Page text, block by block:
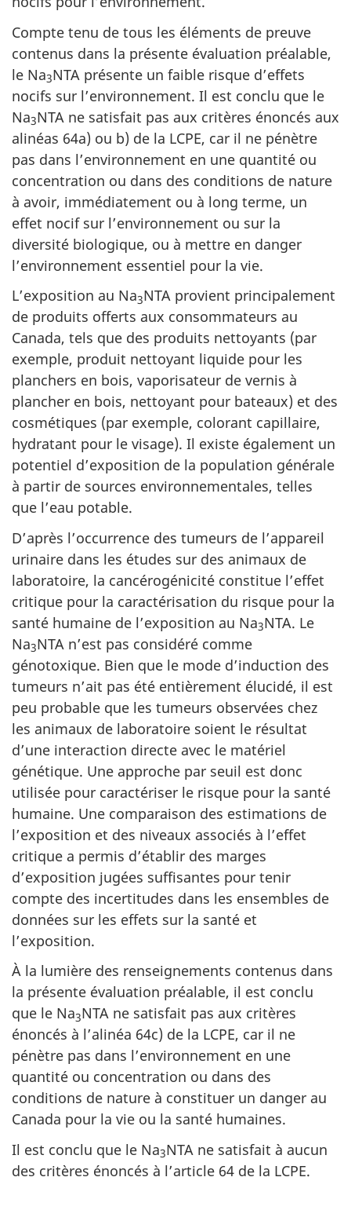
Compte tenu de tous les éléments de preuve
contenus dans la présente évaluation préalable,
le Na3NTA présente un faible risque d’effets
nocifs sur l’environnement. Il est conclu que le
Na3NTA ne satisfait pas aux critères énoncés aux
alinéas 64a) ou b) de la LCPE, car il ne pénètre
pas dans l’environnement en une quantité ou
concentration ou dans des conditions de nature
à avoir, immédiatement ou à long terme, un
effet nocif sur l’environnement ou sur la
diversité biologique, ou à mettre en danger
l’environnement essentiel pour la vie.
L’exposition au Na3NTA provient principalement
de produits offerts aux consommateurs au
Canada, tels que des produits nettoyants (par
exemple, produit nettoyant liquide pour les
planchers en bois, vaporisateur de vernis à
plancher en bois, nettoyant pour bateaux) et des
cosmétiques (par exemple, colorant capillaire,
hydratant pour le visage). Il existe également un
potentiel d’exposition de la population générale
à partir de sources environnementales, telles
que l’eau potable.
D’après l’occurrence des tumeurs de l’appareil
urinaire dans les études sur des animaux de
laboratoire, la cancérogénicité constitue l’effet
critique pour la caractérisation du risque pour la
santé humaine de l’exposition au Na3NTA. Le
Na3NTA n’est pas considéré comme
génotoxique. Bien que le mode d’induction des
tumeurs n’ait pas été entièrement élucidé, il est
peu probable que les tumeurs observées chez
les animaux de laboratoire soient le résultat
d’une interaction directe avec le matériel
génétique. Une approche par seuil est donc
utilisée pour caractériser le risque pour la santé
humaine. Une comparaison des estimations de
l’exposition et des niveaux associés à l’effet
critique a permis d’établir des marges
d’exposition jugées suffisantes pour tenir
compte des incertitudes dans les ensembles de
données sur les effets sur la santé et
l’exposition.
À la lumière des renseignements contenus dans
la présente évaluation préalable, il est conclu
que le Na3NTA ne satisfait pas aux critères
énoncés à l’alinéa 64c) de la LCPE, car il ne
pénètre pas dans l’environnement en une
quantité ou concentration ou dans des
conditions de nature à constituer un danger au
Canada pour la vie ou la santé humaines.
Il est conclu que le Na3NTA ne satisfait à aucun
des critères énoncés à l’article 64 de la LCPE.